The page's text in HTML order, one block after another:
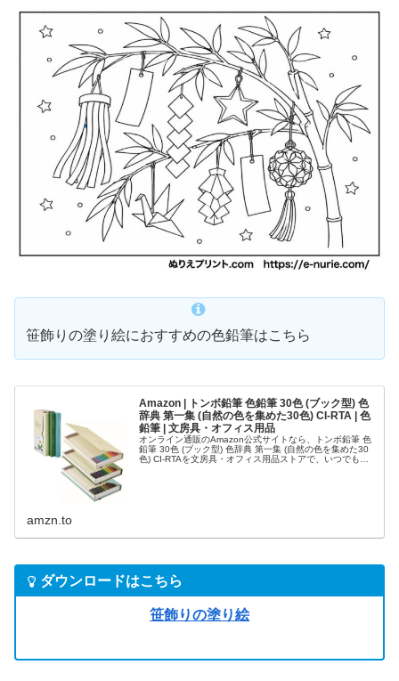
笹飾りの塗り絵におすすめの色鉛筆はこちら
Amazon | トンボ鉛筆 色鉛筆 30色 (ブック型) 色
辞典 第一集 (自然の色を集めた30色) CI-RTA | 色
鉛筆 | 文房具・オフィス用品
オンライン通販のAmazon公式サイトなら、トンボ鉛筆 色
鉛筆 30色 (ブック型) 色辞典 第一集 (自然の色を集めた30
色) CI-RTAを文房具・オフィス用品ストアで、いつでもお
amzn.to
ダウンロードはこちら
笹飾りの塗り絵